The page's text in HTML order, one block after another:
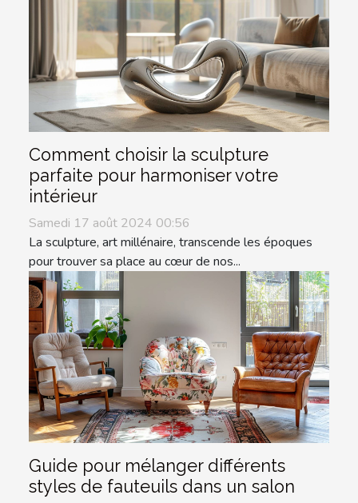
Comment choisir la sculpture
parfaite pour harmoniser votre
intérieur
Samedi 17 août 2024 00:56
La sculpture, art millénaire, transcende les époques
pour trouver sa place au cœur de nos...
Guide pour mélanger différents
styles de fauteuils dans un salon